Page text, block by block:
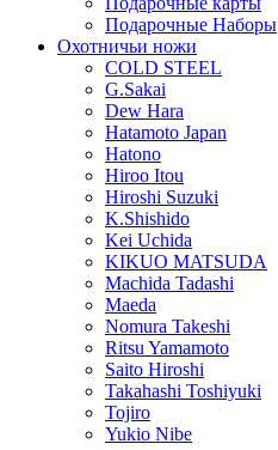
Подарочные Наборы
Охотничьи ножи
COLD STEEL
G.Sakai
Dew Hara
Hatamoto Japan
Hatono
Hiroo Itou
Hiroshi Suzuki
K.Shishido
Kei Uchida
KIKUO MATSUDA
Machida Tadashi
Maeda
Nomura Takeshi
Ritsu Yamamoto
Saito Hiroshi
Takahashi Toshiyuki
Tojiro
Yukio Nibe